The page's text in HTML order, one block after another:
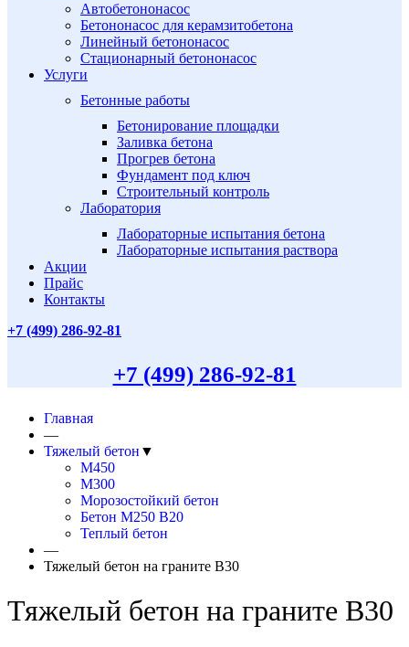
Автобетононасос
Бетононасос для керамзитобетона
Линейный бетононасос
Стационарный бетононасос
Услуги
Бетонные работы
Бетонирование площадки
Заливка бетона
Прогрев бетона
Фундамент под ключ
Строительный контроль
Лаборатория
Лабораторные испытания бетона
Лабораторные испытания раствора
Акции
Прайс
Контакты
+7 (499) 286-92-81
+7 (499) 286-92-81
Главная
—
Тяжелый бетон ▼
М450
М300
Морозостойкий бетон
Бетон М250 В20
Теплый бетон
—
Тяжелый бетон на граните В30
Тяжелый бетон на граните В30